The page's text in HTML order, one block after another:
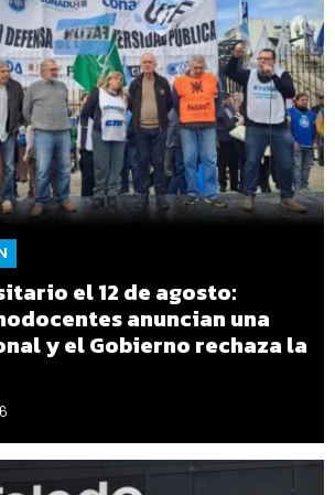
el 12 de agosto:
anuncian una
y el Gobierno rechaza la